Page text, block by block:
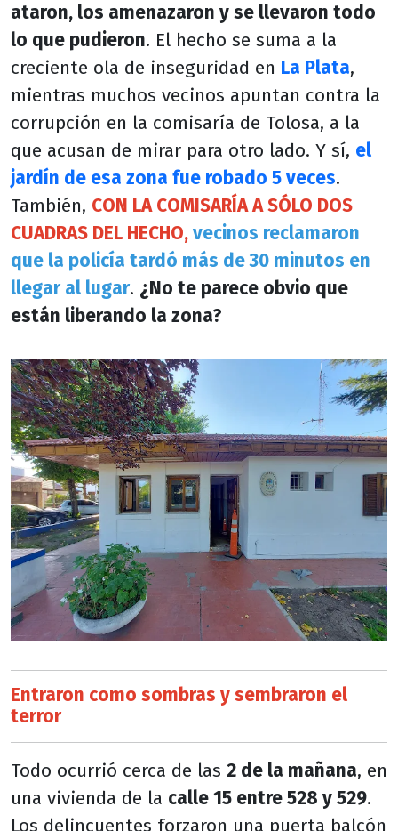
ataron, los amenazaron y se llevaron todo
lo que pudieron. El hecho se suma a la
creciente ola de inseguridad en La Plata,
mientras muchos vecinos apuntan contra la
corrupción en la comisaría de Tolosa, a la
que acusan de mirar para otro lado. Y sí, el
jardín de esa zona fue robado 5 veces.
También, CON LA COMISARÍA A SÓLO DOS
CUADRAS DEL HECHO, vecinos reclamaron
que la policía tardó más de 30 minutos en
llegar al lugar. ¿No te parece obvio que
están liberando la zona?
Entraron como sombras y sembraron el
terror
Todo ocurrió cerca de las 2 de la mañana, en
una vivienda de la calle 15 entre 528 y 529.
Los delincuentes forzaron una puerta balcón